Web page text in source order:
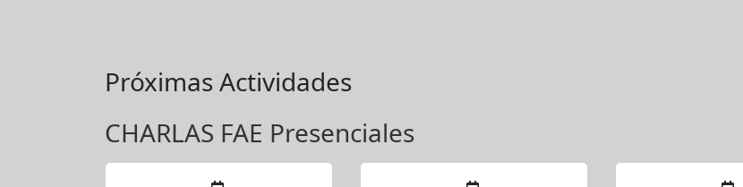
Próximas Actividades
CHARLAS FAE Presenciales